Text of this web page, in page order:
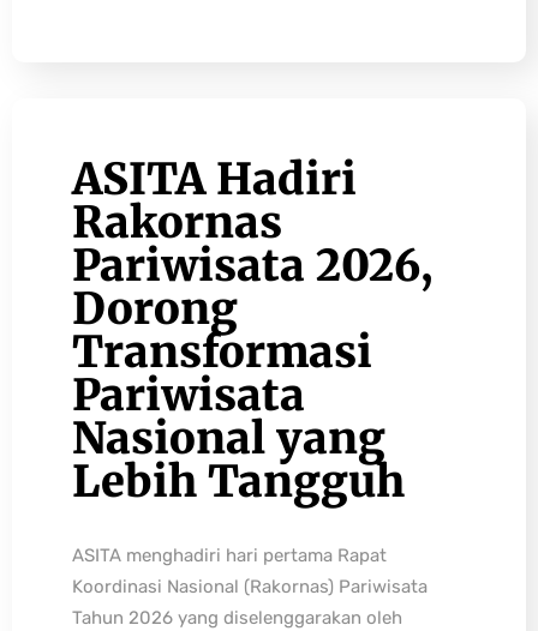
ASITA Hadiri
Rakornas
Pariwisata 2026,
Dorong
Transformasi
Pariwisata
Nasional yang
Lebih Tangguh
ASITA menghadiri hari pertama Rapat
Koordinasi Nasional (Rakornas) Pariwisata
Tahun 2026 yang diselenggarakan oleh